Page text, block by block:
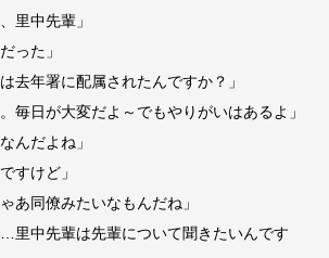
里中先輩」
った」
去年署に配属されたんですか？」
毎日が大変だよ～でもやりがいはあるよ」
んだよね」
すけど」
あ同僚みたいなもんだね」
里中先輩は先輩について聞きたいんです